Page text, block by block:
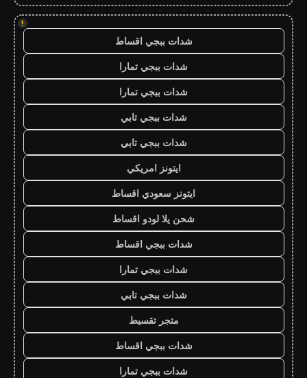
!
شدات ببجي اقساط
شدات ببجي تمارا
شدات ببجي تمارا
شدات ببجي تابي
شدات ببجي تابي
ايتونز امريكي
ايتونز سعودي اقساط
شحن يلا لودو اقساط
شدات ببجي اقساط
شدات ببجي تمارا
شدات ببجي تابي
متجر تقسيط
شدات ببجي اقساط
شدات ببجي تمارا